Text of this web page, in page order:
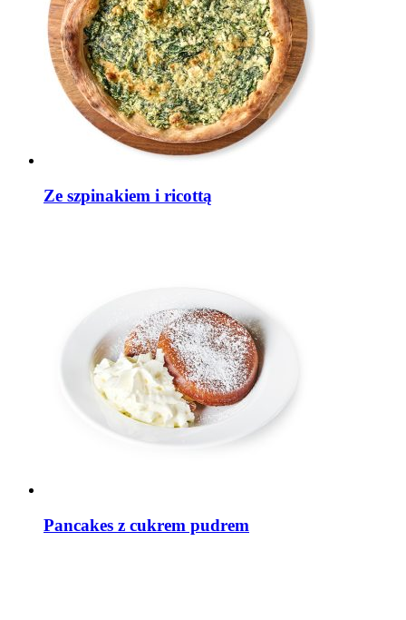
Ze szpinakiem i ricottą
Pancakes z cukrem pudrem